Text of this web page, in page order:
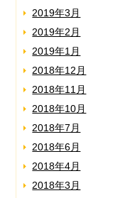
2019年3月
2019年2月
2019年1月
2018年12月
2018年11月
2018年10月
2018年7月
2018年6月
2018年4月
2018年3月